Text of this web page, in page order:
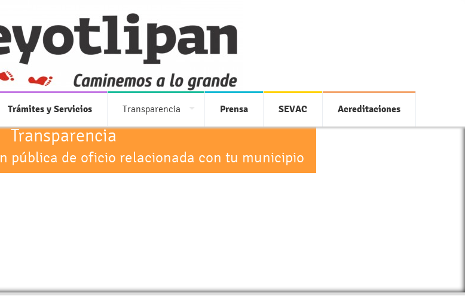
Trámites y Servicios Transparencia Prensa SEVAC Acreditaciones
Transparencia
pública de oficio relacionada con tu municipio